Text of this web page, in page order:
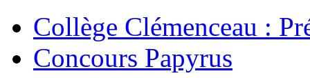
Collège Clémenceau :
Concours Papyrus